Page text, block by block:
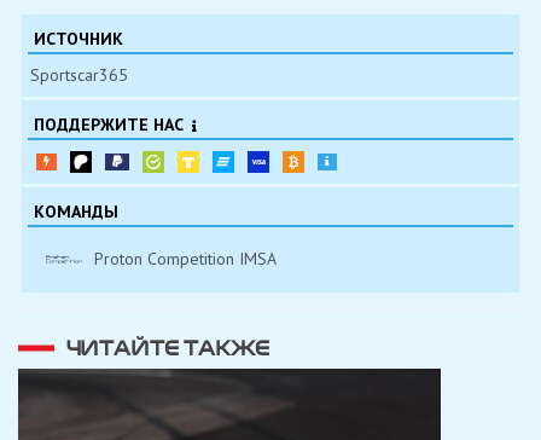
ИСТОЧНИК
Sportscar365
ПОДДЕРЖИТЕ НАС
КОМАНДЫ
Proton Competition IMSA
ЧИТАЙТЕ ТАКЖЕ